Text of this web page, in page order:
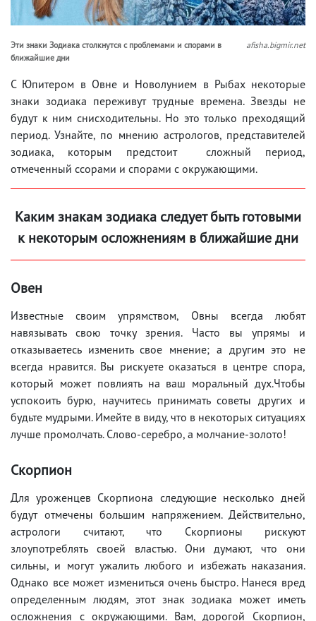
Эти знаки Зодиака столкнутся с проблемами и спорами в
ближайшие дни
afisha.bigmir.net
С Юпитером в Овне и Новолунием в Рыбах некоторые
знаки зодиака переживут трудные времена. Звезды не
будут к ним снисходительны. Но это только преходящий
период. Узнайте, по мнению астрологов, представителей
зодиака, которым предстоит сложный период,
отмеченный ссорами и спорами с окружающими.
Каким знакам зодиака следует быть готовыми
к некоторым осложнениям в ближайшие дни
Овен
Известные своим упрямством, Овны всегда любят
навязывать свою точку зрения. Часто вы упрямы и
отказываетесь изменить свое мнение; а другим это не
всегда нравится. Вы рискуете оказаться в центре спора,
который может повлиять на ваш моральный дух.Чтобы
успокоить бурю, научитесь принимать советы других и
будьте мудрыми. Имейте в виду, что в некоторых ситуациях
лучше промолчать. Слово-серебро, а молчание-золото!
Скорпион
Для уроженцев Скорпиона следующие несколько дней
будут отмечены большим напряжением. Действительно,
астрологи считают, что Скорпионы рискуют
злоупотреблять своей властью. Они думают, что они
сильны, и могут ужалить любого и избежать наказания.
Однако все может измениться очень быстро. Нанеся вред
определенным людям, этот знак зодиака может иметь
осложнения с окружающими. Вам, дорогой Скорпион,